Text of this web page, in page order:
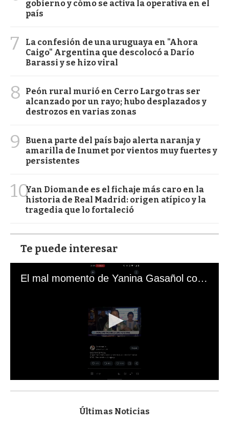
gobierno y cómo se activa la operativa en el
país
7
La confesión de una uruguaya en "Ahora
Caigo" Argentina que descolocó a Darío
Barassi y se hizo viral
8
Peón rural murió en Cerro Largo tras ser
alcanzado por un rayo; hubo desplazados y
destrozos en varias zonas
9
Buena parte del país bajo alerta naranja y
amarilla de Inumet por vientos muy fuertes y
persistentes
10Yan Diomande es el fichaje más caro en la
historia de Real Madrid: origen atípico y la
tragedia que lo fortaleció
Te puede interesar
El mal momento de Yanina Gasañol con un hincha argentino en "Subrayado"
s
Últimas Noticias